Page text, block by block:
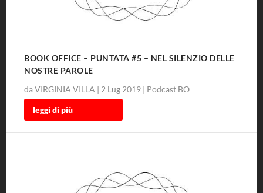
BOOK OFFICE – PUNTATA #5 – NEL SILENZIO DELLE
NOSTRE PAROLE
daVIRGINIA VILLA | 2 Lug 2019 | Podcast BO
leggi di più